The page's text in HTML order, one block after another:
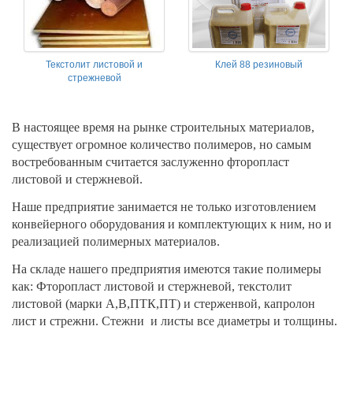
Текстолит листовой и
стрежневой
Клей 88 резиновый
В настоящее время на рынке строительных материалов,
существует огромное количество полимеров, но самым
востребованным считается заслуженно фторопласт
листовой и стержневой.
Наше предприятие занимается не только изготовлением
конвейерного оборудования и комплектующих к ним, но и
реализацией полимерных материалов.
На складе нашего предприятия имеются такие полимеры
как: Фторопласт листовой и стержневой, текстолит
листовой (марки А,В,ПТК,ПТ) и стерженвой, капролон
лист и стрежни. Стежни и листы все диаметры и толщины.